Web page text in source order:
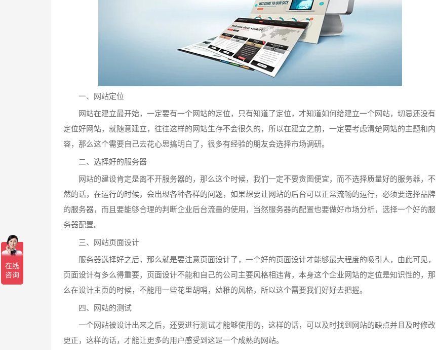
一、网站定位
网站在建立最开始，一定要有一个网站的定位，只有知道了定位，才知道如何给建立一个网站，切忌还没有
定位好网站，就随意建立，往往这样的网站生存不会很久的，所以在建立之前，一定要考虑清楚网站的主题和内
容，那么这个需要自己去花心思搞明白了，很多有经验的朋友会选择市场调研。
二、选择好的服务器
网站的建设肯定是离不开服务器的，那么这个时候，我们一定不要贪图便宜，而不选择质量好的服务器，不
然的话，在运行的时候，会出现各种各样的问题，如果想要让网站的后台可以正常流畅的运行，必须要选择品牌
的服务器，而且要能够合理的判断企业后台流量的使用，当然服务器的配置也要做好市场分析，选择一个好的服
务器配置。
三、网站页面设计
服务器选择好之后，那么就是要注意页面设计了，一个好的页面设计才能够最大程度的吸引人，由此可见，
页面设计有多么得重要，页面设计不能和自己的公司主要风格相违背，本身这个企业网站的定位是知识性的，那
么在设计主页的时候，不能用一些花里胡哨，幼稚的风格，所以这个需要我们好好去把握。
四、网站的测试
一个网站被设计出来之后，还要进行测试才能够使用的，这样的话，可以及时找到网站的缺点并且及时修改
更正，这样的话，才能让更多的用户感受到这是一个成熟的网站。